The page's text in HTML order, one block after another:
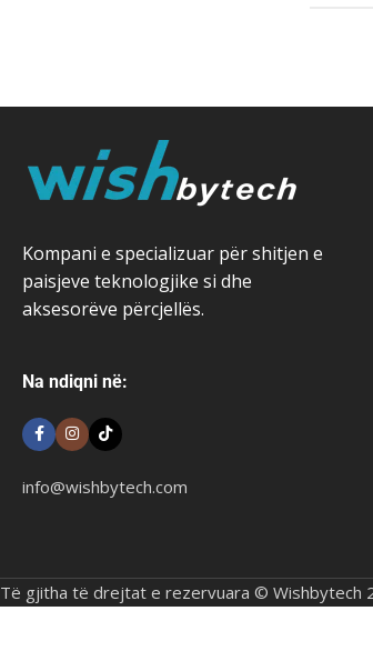
Kompani e specializuar për shitjen e
paisjeve teknologjike si dhe
aksesorëve përcjellës.
Na ndiqni në:
info@wishbytech.com
Të gjitha të drejtat e rezervuara © Wishbytech